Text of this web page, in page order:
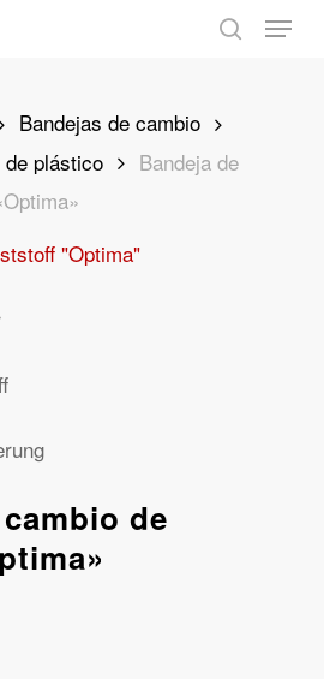
Menu
Bandejas de cambio
de plástico
Bandeja de
de